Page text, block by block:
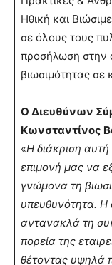
Ηθική και
σε όλους τους
προσήλωση στην
βιωσιμότητας σε
Ο Διευθύνων
Κωνσταντίνος
«Η διάκριση
επιμονή μας να
γνώμονα τη
υπευθυνότητα. Η
αντανακλά τη
πορεία της
θέτοντας υψηλά